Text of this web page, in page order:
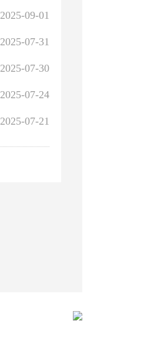
2025-09-01
2025-07-31
2025-07-30
2025-07-24
2025-07-21